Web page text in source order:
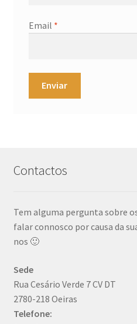
Email *
Contactos
Tem alguma pergunta sobre
falar connosco por causa da
nos 🙂
Sede
Rua Cesário Verde 7 CV DT
2780-218 Oeiras
Telefone: